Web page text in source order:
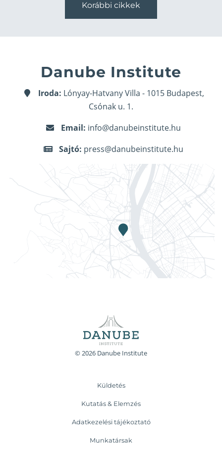
Korábbi cikkek
Danube Institute
Iroda: Lónyay-Hatvany Villa - 1015 Budapest,
Csónak u. 1.
Email: info@danubeinstitute.hu
Sajtó: press@danubeinstitute.hu
© 2026 Danube Institute
Küldetés
Kutatás & Elemzés
Adatkezelési tájékoztató
Munkatársak